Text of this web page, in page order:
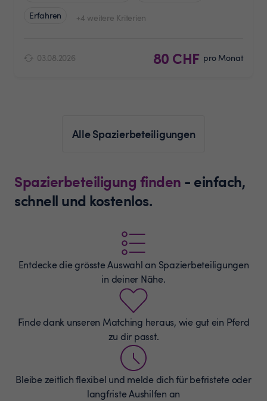
Erfahren
+4 weitere Kriterien
03.08.2026 80 CHF pro Monat
Alle Spazierbeteiligungen
Spazierbeteiligung finden - einfach,
schnell und kostenlos.
Entdecke die grösste Auswahl an Spazierbeteiligungen
in deiner Nähe.
Finde dank unseren Matching heraus, wie gut ein Pferd
zu dir passt.
Bleibe zeitlich flexibel und melde dich für befristete oder
langfriste Aushilfen an